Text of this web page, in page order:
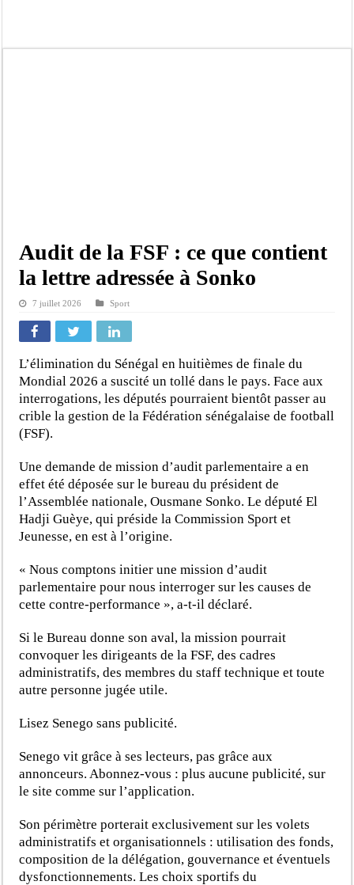
Audit de la FSF : ce que contient
la lettre adressée à Sonko
7 juillet 2026 Sport
L’élimination du Sénégal en huitièmes de finale du
Mondial 2026 a suscité un tollé dans le pays. Face aux
interrogations, les députés pourraient bientôt passer au
crible la gestion de la Fédération sénégalaise de football
(FSF).
Une demande de mission d’audit parlementaire a en
effet été déposée sur le bureau du président de
l’Assemblée nationale, Ousmane Sonko. Le député El
Hadji Guèye, qui préside la Commission Sport et
Jeunesse, en est à l’origine.
« Nous comptons initier une mission d’audit
parlementaire pour nous interroger sur les causes de
cette contre-performance », a-t-il déclaré.
Si le Bureau donne son aval, la mission pourrait
convoquer les dirigeants de la FSF, des cadres
administratifs, des membres du staff technique et toute
autre personne jugée utile.
Lisez Senego sans publicité.
Senego vit grâce à ses lecteurs, pas grâce aux
annonceurs. Abonnez-vous : plus aucune publicité, sur
le site comme sur l’application.
Son périmètre porterait exclusivement sur les volets
administratifs et organisationnels : utilisation des fonds,
composition de la délégation, gouvernance et éventuels
dysfonctionnements. Les choix sportifs du